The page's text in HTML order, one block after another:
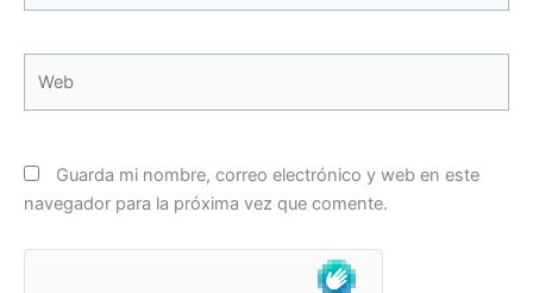
Guarda mi nombre, correo electrónico y web en este
navegador para la próxima vez que comente.